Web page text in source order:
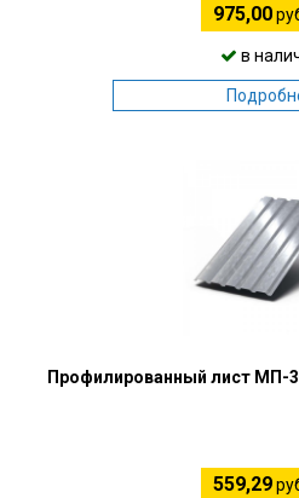
975,00
в
Профилированный лист МП-
559,29